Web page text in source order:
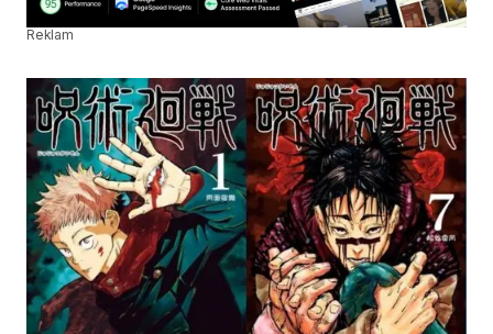
Reklam